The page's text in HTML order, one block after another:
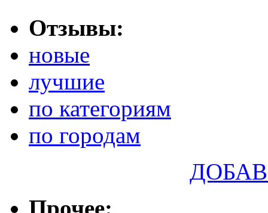
Отзывы:
новые
лучшие
по категориям
по городам